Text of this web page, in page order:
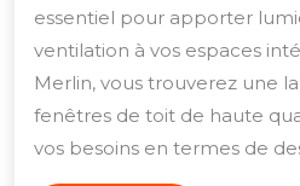
essentiel pour apporter
ventilation à vos espaces
Merlin, vous trouverez une
fenêtres de toit de haute
vos besoins en termes de